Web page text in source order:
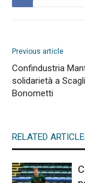
Previous article
Confindustria
solidarietà a
Bonometti
RELATED